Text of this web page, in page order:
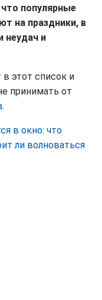
популярные
на праздники, в
неудач и
этот список и
принимать от
.
в окно: что
ли волноваться